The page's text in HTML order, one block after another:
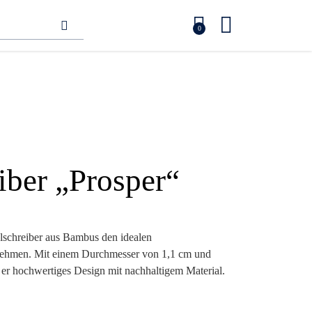
0
„Prosper“
aus Bambus den idealen
Mit einem Durchmesser von 1,1 cm und
hochwertiges Design mit nachhaltigem Material.
und Kunststoff garantiert nicht nur